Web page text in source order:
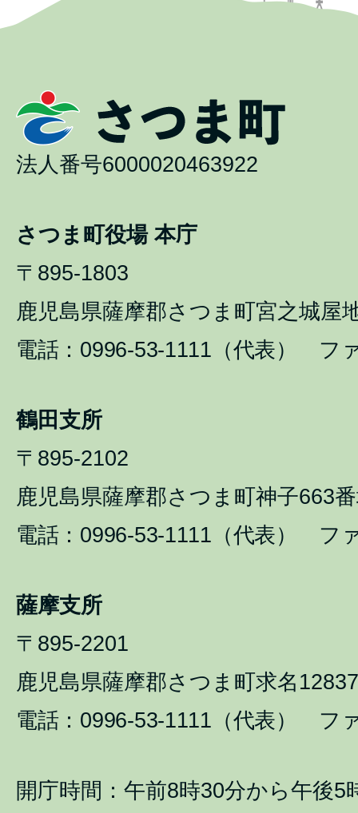
法人番号6000020463922
さつま町役場 本庁
〒895-1803
鹿児島県薩摩郡さつま町宮之城屋
電話：0996-53-1111（代表） フ
鶴田支所
〒895-2102
鹿児島県薩摩郡さつま町神子663
電話：0996-53-1111（代表） フ
薩摩支所
〒895-2201
鹿児島県薩摩郡さつま町求名
電話：0996-53-1111（代表） フ
開庁時間：午前8時30分から午後5